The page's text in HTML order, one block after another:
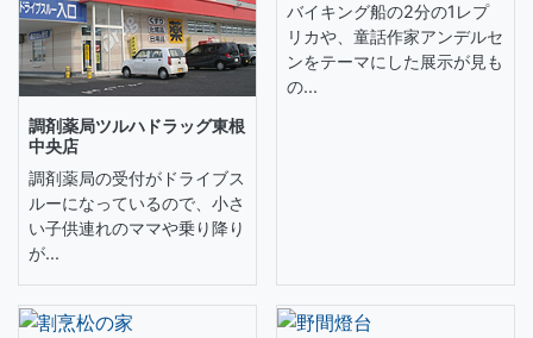
調剤薬局ツルハドラッグ東根
中央店
調剤薬局の受付がドライブス
ルーになっているので、小さ
い子供連れのママや乗り降り
が...
バイキング船の2分の1レプ
リカや、童話作家アンデルセ
ンをテーマにした展示が見も
の...